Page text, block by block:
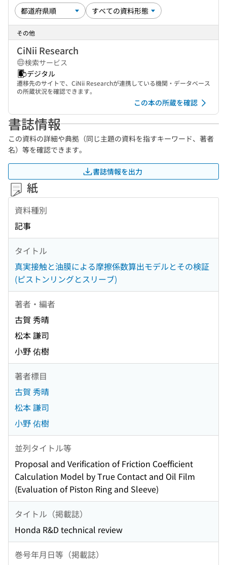
その他
CiNii Research
検索サービス
デジタル
遷移先のサイトで、CiNii Researchが連携している機関・データベース
の所蔵状況を確認できます。
この本の所蔵を確認
書誌情報
この資料の詳細や典拠（同じ主題の資料を指すキーワード、著者
名）等を確認できます。
書誌情報を出力
紙
資料種別
記事
タイトル
真実接触と油膜による摩擦係数算出モデルとその検証
(ピストンリングとスリーブ)
著者・編者
古賀 秀晴
松本 謙司
小野 佑樹
著者標目
古賀 秀晴
松本 謙司
小野 佑樹
並列タイトル等
Proposal and Verification of Friction Coefficient
Calculation Model by True Contact and Oil Film
(Evaluation of Piston Ring and Sleeve)
タイトル（掲載誌）
Honda R&D technical review
巻号年月日等（掲載誌）